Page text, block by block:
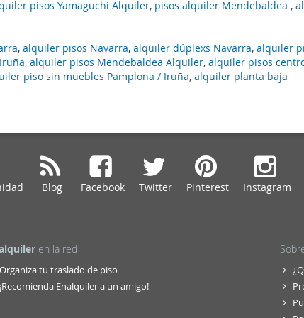
, alquiler pisos Navarra, alquiler dúplexs Navarra, alquiler
, alquiler pisos Mendebaldea Alquiler, alquiler pisos
piso sin muebles Pamplona / Iruña, alquiler planta baja
pisos Yamaguchi Alquiler, pisos alquiler Mendebaldea ,
Blog Facebook Twitter Pinterest Instagram
en la red
Organiza tu traslado de piso
¡Recomienda Enalquiler a un amigo!